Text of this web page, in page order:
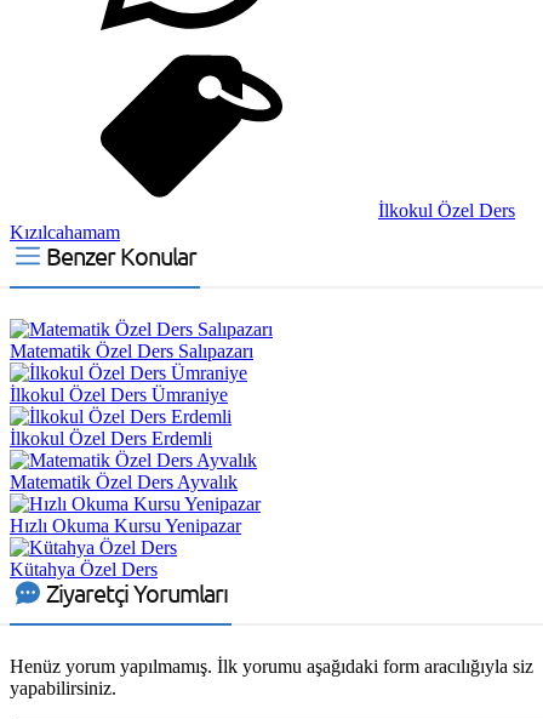
İlkokul Özel Ders
Kızılcahamam
Benzer Konular
Matematik Özel Ders Salıpazarı
İlkokul Özel Ders Ümraniye
İlkokul Özel Ders Erdemli
Matematik Özel Ders Ayvalık
Hızlı Okuma Kursu Yenipazar
Kütahya Özel Ders
Ziyaretçi Yorumları
Henüz yorum yapılmamış. İlk yorumu aşağıdaki form aracılığıyla siz
yapabilirsiniz.